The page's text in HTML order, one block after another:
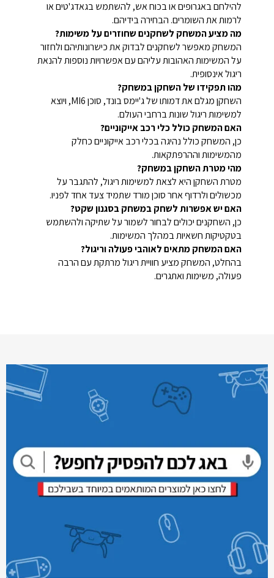
להילחם באגרופים או בכוח אש, להשתמש בגאדג'טים או
לרמות את השומרים. הבחירה בידיהם.
מה מציע המשחק לשחקנים שחוזרים על משימות?
המשחק מאפשר לשחקנים לבדוק את כישרונותיהם ולחזור
על המשימות האהובות עליהם עם אפשרויות נוספות להנאת
ריגול אינסופית.
מהו תפקידו של השחקן במשחק?
השחקן מגלם את דמותו של ג'יימס בונד, סוכן MI6, ויוצא
למשימות ריגול שונות ברחבי העולם.
האם המשחק כולל כלי רכב אייקוניים?
כן, המשחק כולל נהיגה בכלי רכב אייקוניים כחלק
מהמשימות וההרפתקאות.
מהי מטרת השחקן במשחק?
מטרת השחקן היא לצאת למשימות ריגול, להתגבר על
מכשולים ולרדוף אחר סוכן מורד שתמיד צעד אחד לפניו.
האם יש אפשרות לשחק במשחק בסגנון שקט?
כן, השחקנים יכולים לבחור לשמור על שתיקה ולהשתמש
בטקטיקות חשאיות במהלך המשימות.
האם המשחק מתאים לאוהבי פעולה וריגול?
בהחלט, המשחק מציע חוויית ריגול מרתקת עם הרבה
פעולה, משימות ואתגרים.